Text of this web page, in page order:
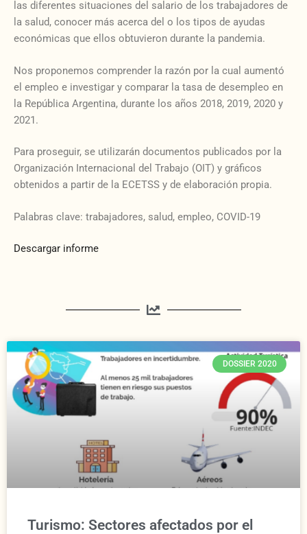
las diferentes situaciones del salario de los trabajadores de
la salud, conocer más acerca del o los tipos de ayudas
económicas que ellos obtuvieron durante la pandemia.
Nos proponemos comprender la razón por la cual aumentó
el empleo e investigar y comparar la tasa de desempleo en
la República Argentina, durante los años 2018, 2019, 2020 y
2021.
Para proseguir, se utilizarán documentos publicados por la
Organización Internacional del Trabajo (OIT) y gráficos
obtenidos a partir de la ECETSS y de elaboración propia.
Palabras clave: trabajadores, salud, empleo, COVID-19
Descargar informe
DOSSIER 2020
Turismo: Sectores afectados por el